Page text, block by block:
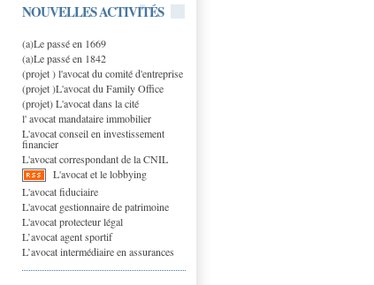
NOUVELLES ACTIVITÉS
(a)Le passé en 1669
(a)Le passé en 1842
(projet ) l'avocat du comité d'entreprise
(projet )L'avocat du Family Office
(projet) L'avocat dans la cité
l' avocat mandataire immobilier
L'avocat conseil en investissement
financier
L'avocat correspondant de la CNIL
L'avocat et le lobbying
L'avocat fiduciaire
L'avocat gestionnaire de patrimoine
L'avocat protecteur légal
L’avocat agent sportif
L’avocat intermédiaire en assurances